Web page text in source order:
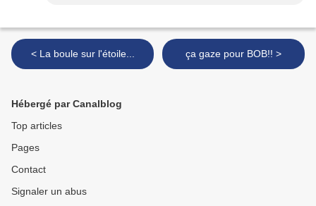
< La boule sur l'étoile... ça gaze pour BOB!! >
Hébergé par Canalblog
Top articles
Pages
Contact
Signaler un abus